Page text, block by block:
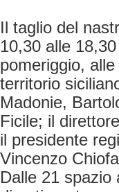
Il taglio del
10,30 alle
pomeriggio,
territorio
Madonie,
Ficile; il
il presidente
Vincenzo
Dalle 21 spazio